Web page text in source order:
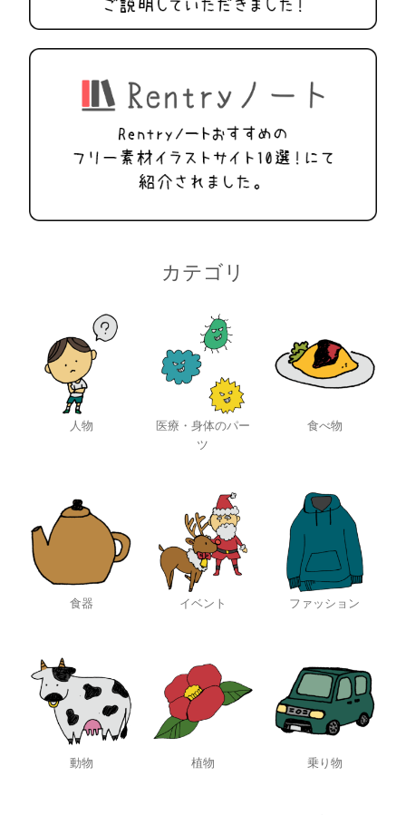
カテゴリ
人物
医療・身体のパー
ツ
食べ物
食器 イベント ファッション
動物 植物 乗り物